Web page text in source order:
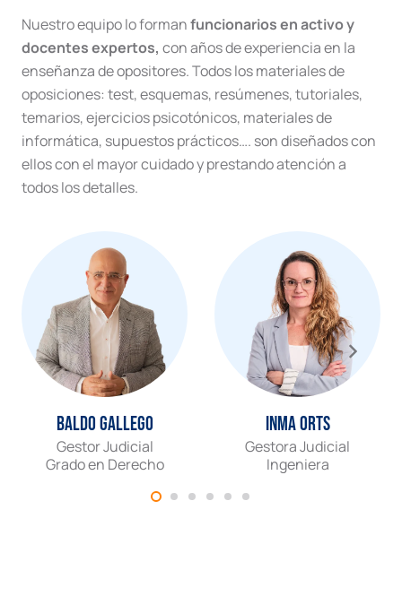
Nuestro equipo lo formanfuncionarios en activo y
docentes expertos, con años de experiencia en la
enseñanza de opositores. Todos los materiales de
oposiciones: test, esquemas, resúmenes, tutoriales,
temarios, ejercicios psicotónicos, materiales de
informática, supuestos prácticos…. son diseñados con
ellos con el mayor cuidado y prestando atención a
todos los detalles.
Baldo Gallego
Gestor Judicial
Grado en Derecho
Inma Orts
Gestora Judicial
Ingeniera